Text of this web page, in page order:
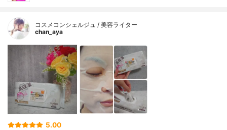
コスメコンシェルジュ / 美容ライター
chan_aya
5.00